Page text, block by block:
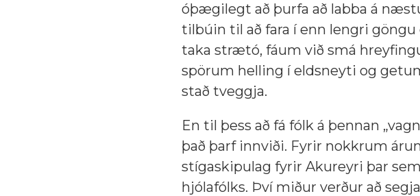
óþægilegt að þurfa að labba á
tilbúin til að fara í enn lengri
taka strætó, fáum við smá
spörum helling í eldsneyti og
stað tveggja.
En til þess að fá fólk á þennan
það þarf innviði. Fyrir nokkrum
stígaskipulag fyrir Akureyri þar
hjólafólks. Því miður verður að